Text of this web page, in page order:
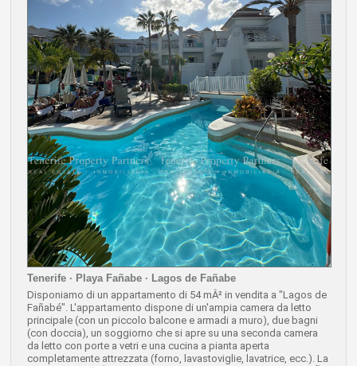
Tenerife · Playa Fañabe · Lagos de Fañabe
Disponiamo di un appartamento di 54 mÂ² in vendita a "Lagos de
Fañabé". L'appartamento dispone di un'ampia camera da letto
principale (con un piccolo balcone e armadi a muro), due bagni
(con doccia), un soggiorno che si apre su una seconda camera
da letto con porte a vetri e una cucina a pianta aperta
completamente attrezzata (forno, lavastoviglie, lavatrice, ecc.). La